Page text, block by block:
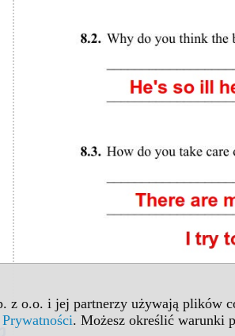
z o.o. i jej partnerzy używają plików
Prywatności. Możesz określić warunki